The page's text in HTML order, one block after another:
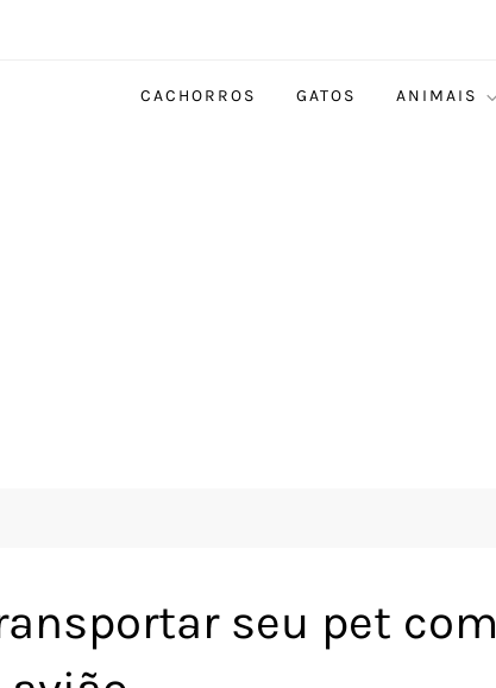
CACHORROS GATOS ANIMAIS
seu pet com